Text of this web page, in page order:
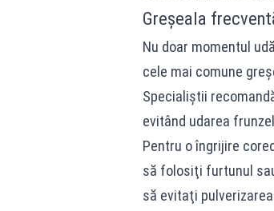
Greşeala
Nu doar momentul
cele mai comune
Specialiştii
evitând udarea
Pentru o îngrijire
să folosiţi furtunul
să evitaţi